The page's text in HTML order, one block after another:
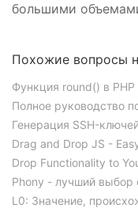
большими
Похожие вопросы
Функция round() в PHP
Полное руководство
Генерация SSH-
Drag and Drop JS -
Drop Functionality to
Phony - лучший выбор
L0: Значение,